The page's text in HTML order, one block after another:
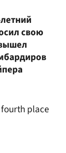
свою
place